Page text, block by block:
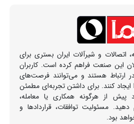
اتصالات و شیرآلات ایران بستری برای
این صنعت فراهم کرده است. کاربران
ارتباط هستند و می‌توانند فرصت‌های
کنند. برای داشتن تجربه‌ای مطمئن
از هرگونه همکاری یا معامله،
دهید. مسئولیت توافقات، قراردادها و
بود.